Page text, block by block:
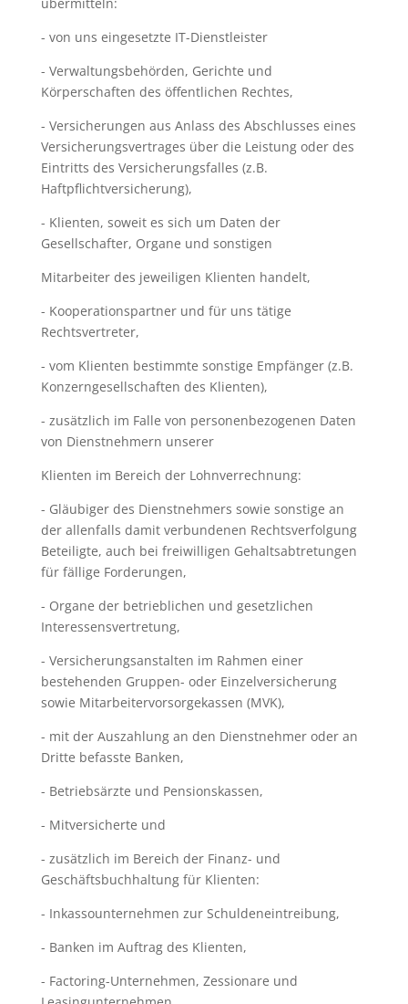
- von uns eingesetzte IT-Dienstleister
- Verwaltungsbehörden, Gerichte und
Körperschaften des öffentlichen Rechtes,
- Versicherungen aus Anlass des Abschlusses eines
Versicherungsvertrages über die Leistung oder des
Eintritts des Versicherungsfalles (z.B.
Haftpflichtversicherung),
- Klienten, soweit es sich um Daten der
Gesellschafter, Organe und sonstigen
Mitarbeiter des jeweiligen Klienten handelt,
- Kooperationspartner und für uns tätige
Rechtsvertreter,
- vom Klienten bestimmte sonstige Empfänger (z.B.
Konzerngesellschaften des Klienten),
- zusätzlich im Falle von personenbezogenen Daten
von Dienstnehmern unserer
Klienten im Bereich der Lohnverrechnung:
- Gläubiger des Dienstnehmers sowie sonstige an
der allenfalls damit verbundenen Rechtsverfolgung
Beteiligte, auch bei freiwilligen Gehaltsabtretungen
für fällige Forderungen,
- Organe der betrieblichen und gesetzlichen
Interessensvertretung,
- Versicherungsanstalten im Rahmen einer
bestehenden Gruppen- oder Einzelversicherung
sowie Mitarbeitervorsorgekassen (MVK),
- mit der Auszahlung an den Dienstnehmer oder an
Dritte befasste Banken,
- Betriebsärzte und Pensionskassen,
- Mitversicherte und
- zusätzlich im Bereich der Finanz- und
Geschäftsbuchhaltung für Klienten:
- Inkassounternehmen zur Schuldeneintreibung,
- Banken im Auftrag des Klienten,
- Factoring-Unternehmen, Zessionare und